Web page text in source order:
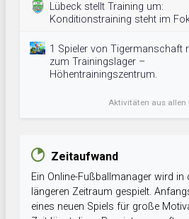
Lübeck stellt Training um:
Konditionstraining steht im
1 Spieler von Tigermanschaft
zum Trainingslager –
Höhentrainingszentrum.
Aktivitäten aus allen
Zeitaufwand
Ein Online-Fußballmanager wird in
längeren Zeitraum gespielt.
eines neuen Spiels für große